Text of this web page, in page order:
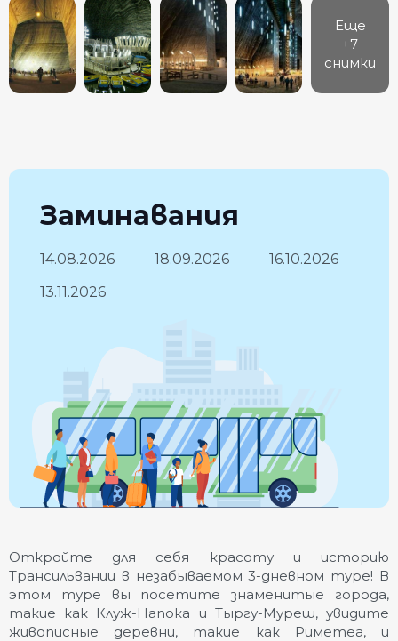
Еще
+7
снимки
Заминавания
14.08.2026 18.09.2026
16.10.2026
13.11.2026
Откройте для себя красоту и историю
Трансильвании в незабываемом 3-дневном туре! В
этом туре вы посетите знаменитые города,
такие как Клуж-Напока и Тыргу-Муреш, увидите
живописные деревни, такие как Риметеа, и